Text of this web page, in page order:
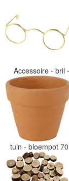
Accessoire - bril
tuin - bloempot